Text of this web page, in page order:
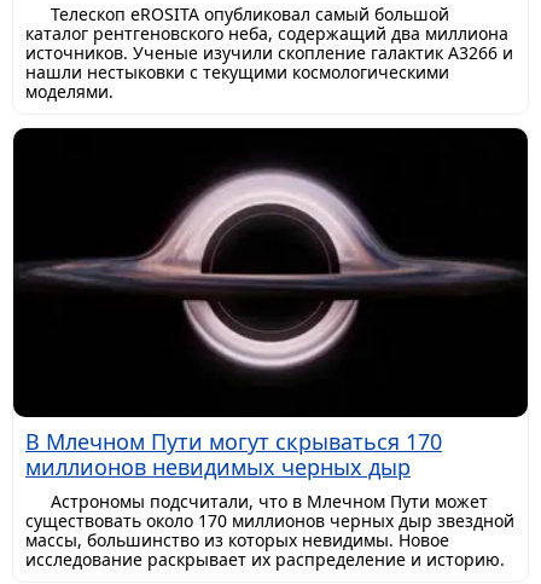
Телескоп eROSITA опубликовал самый большой
каталог рентгеновского неба, содержащий два миллиона
источников. Ученые изучили скопление галактик A3266 и
нашли нестыковки с текущими космологическими
моделями.
В Млечном Пути могут скрываться 170
миллионов невидимых черных дыр
Астрономы подсчитали, что в Млечном Пути может
существовать около 170 миллионов черных дыр звездной
массы, большинство из которых невидимы. Новое
исследование раскрывает их распределение и историю.